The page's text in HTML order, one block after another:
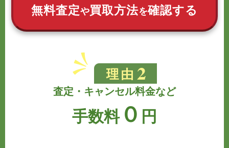
無料査定や買取方法を確認する
査定・キャンセル料金など
手数料０ 円